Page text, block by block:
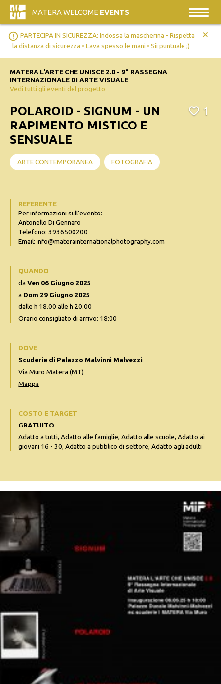
MATERA WELCOME EVENTS
error_outline PARTECIPA IN SICUREZZA: Indossa la mascherina • Rispetta
la distanza di sicurezza • Lava spesso le mani • Sii puntuale ;)
+
MATERA L'ARTE CHE UNISCE 2.0 - 9° RASSEGNA
INTERNAZIONALE DI ARTE VISUALE
Vedi tutti gli eventi del progetto
POLAROID - SIGNUM - UN
RAPIMENTO MISTICO E
SENSUALE
1
ARTE CONTEMPORANEA FOTOGRAFIA
REFERENTE
Per informazioni sull'evento:
Antonello Di Gennaro
Telefono: 3936500200
Email: info@materainternationalphotography.com
QUANDO
daVen 06 Giugno 2025
a Dom 29 Giugno 2025
dalle h 18.00 alle h 20.00
Orario consigliato di arrivo: 18:00
DOVE
Scuderie di Palazzo Malvinni Malvezzi
Via Muro Matera (MT)
Mappa
COSTO E TARGET
GRATUITO
Adatto a tutti, Adatto alle famiglie, Adatto alle scuole, Adatto ai
giovani 16 - 30, Adatto a pubblico di settore, Adatto agli adulti